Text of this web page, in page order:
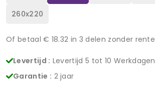
260x220
Of betaal € 18.32 in 3 delen zonder rente
Levertijd : Levertijd 5 tot 10 Werkdagen
Garantie : 2 jaar